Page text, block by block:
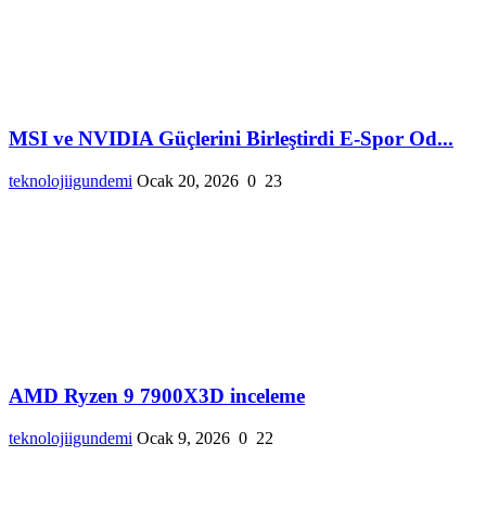
MSI ve NVIDIA Güçlerini Birleştirdi E-Spor Od...
teknolojiigundemi Ocak 20, 2026 0 23
AMD Ryzen 9 7900X3D inceleme
teknolojiigundemi Ocak 9, 2026 0 22